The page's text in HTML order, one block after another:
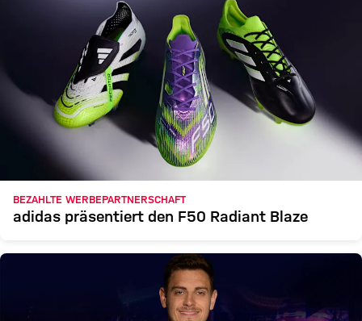
BEZAHLTE WERBEPARTNERSCHAFT
adidas präsentiert den F50 Radiant Blaze